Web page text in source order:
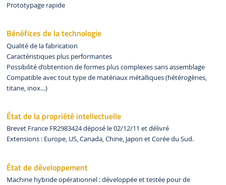
Prototypage rapide
Bénéfices de la technologie
Qualité de la fabrication
Caractéristiques plus performantes
Possibilité d’obtention de formes plus complexes sans assemblage
Compatible avec tout type de matériaux métalliques (hétérogènes,
titane, inox…)
État de la propriété intellectuelle
Brevet France FR2983424 déposé le 02/12/11 et délivré
Extensions : Europe, US, Canada, Chine, Japon et Corée du Sud.
État de développement
Machine hybride opérationnel : développée et testée pour de